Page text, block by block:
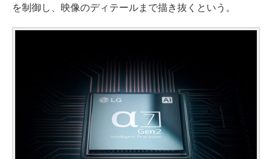
を制御し、映像のディテールまで描き抜くという。